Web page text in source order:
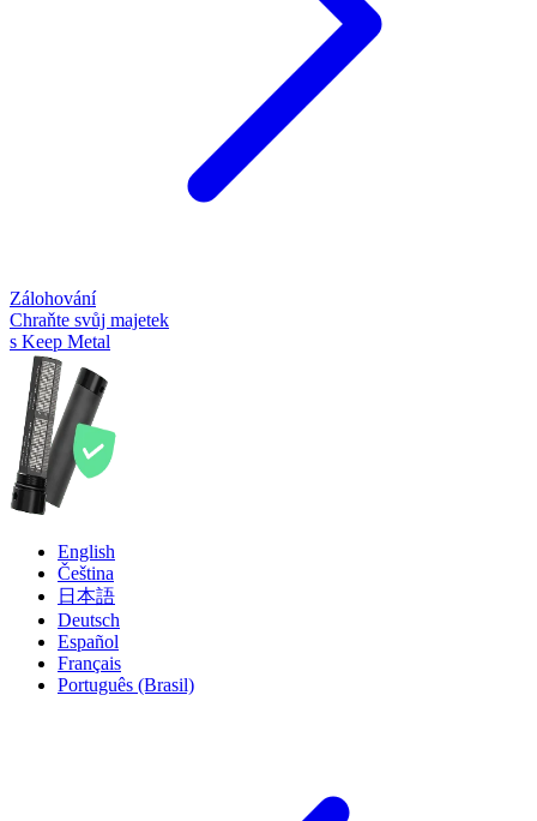
Zálohování
Chraňte svůj majetek
s Keep Metal
English
Čeština
日本語
Deutsch
Español
Français
Português (Brasil)